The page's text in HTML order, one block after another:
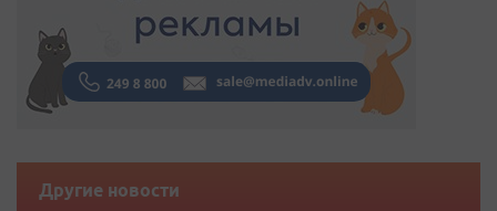
Другие новости